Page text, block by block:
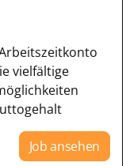
vielfältige
Job ansehen